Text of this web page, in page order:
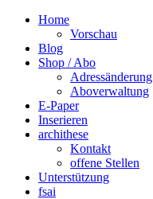
Home
Vorschau
Blog
Shop / Abo
Adressänderung
Aboverwaltung
E-Paper
Inserieren
archithese
Kontakt
offene Stellen
Unterstützung
fsai